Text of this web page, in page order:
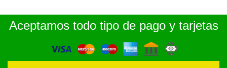
Aceptamos todo tipo de pago y tarjetas